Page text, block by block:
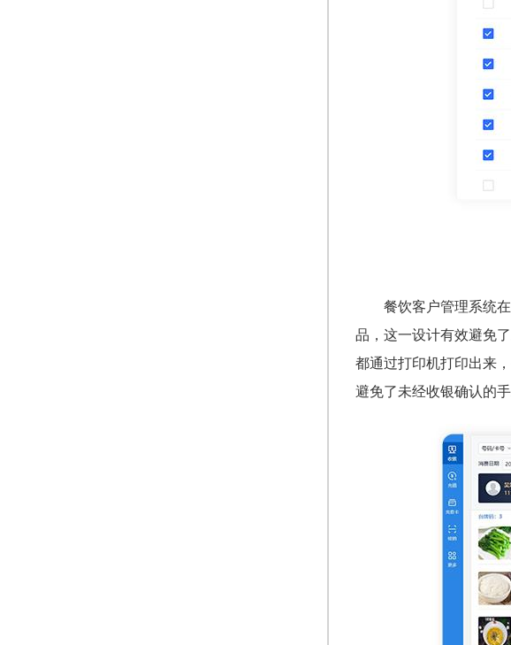
餐饮客户管理系统
品，这一设计有效避免
都通过打印机打印出来
避免了未经收银确认的